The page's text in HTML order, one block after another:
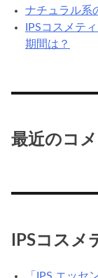
ナチュラル系
IPSコスメテ
期間は？
最近のコ
IPSコス